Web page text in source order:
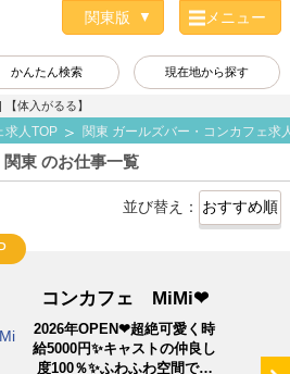
メニュー
かんたん検索 現在地から探す
体入がるる】
求人TOP 関東 ガールズバー・コンカフェ求
関東 のお仕事一覧
並び替え：
コンカフェ MiMi❤
2026年OPEN❤超絶可愛く時
給5000円✨️キャストの仲良し
度100％✨️ふわふわ空間で稼